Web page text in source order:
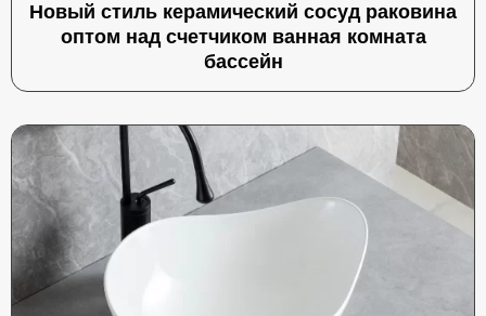
Новый стиль керамический сосуд раковина
оптом над счетчиком ванная комната
бассейн